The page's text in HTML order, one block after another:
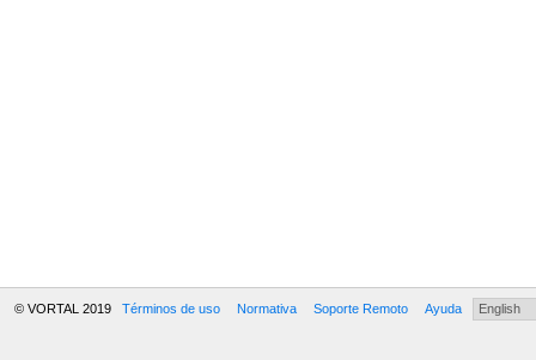
© VORTAL 2019 Términos de uso Normativa Soporte Remoto Ayuda